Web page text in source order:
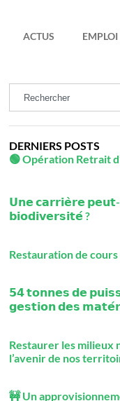
ACTUS EMPLOI
DERNIERS POSTS
🟢 Opération Retrait
𝗨𝗻𝗲 𝗰𝗮𝗿𝗿𝗶𝗲̀𝗿𝗲 𝗽𝗲𝘂𝘁-
𝗯𝗶𝗼𝗱𝗶𝘃𝗲𝗿𝘀𝗶𝘁𝗲́ ?
Restauration de cours
𝟱𝟰 𝘁𝗼𝗻𝗻𝗲𝘀 𝗱𝗲
𝗴𝗲𝘀𝘁𝗶𝗼𝗻 𝗱𝗲𝘀
Restaurer les milieux
l’avenir de nos
🚧 Un